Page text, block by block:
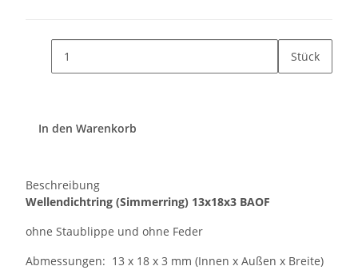
Stück
In den Warenkorb
Beschreibung
Wellendichtring (Simmerring) 13x18x3 BAOF
ohne Staublippe und ohne Feder
Abmessungen: 13 x 18 x 3 mm (Innen x Außen x Breite)